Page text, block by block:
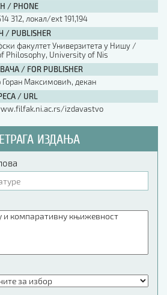
/ PHONE
312, локал/ext 191,194
/ PUBLISHER
факултет Универзитета у Нишу /
Philosophy, University of Nis
/ FOR PUBLISHER
Горан Максимовић, декан
/ URL
izdavastvo
ИЗДАЊА